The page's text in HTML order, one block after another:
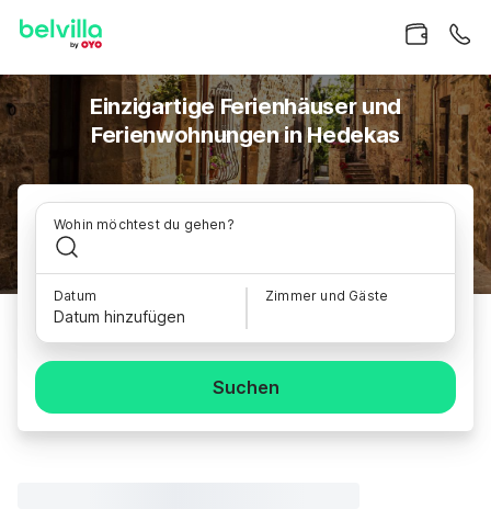
Einzigartige Ferienhäuser und
Ferienwohnungen in Hedekas
Wohin möchtest du gehen?
Datum
Datum hinzufügen
Zimmer und Gäste
Suchen